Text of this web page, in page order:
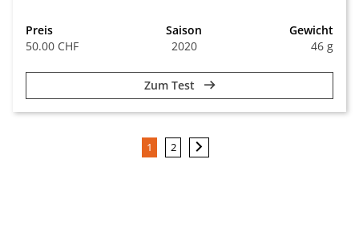
Preis
50.00 CHF
Saison
2020
Gewicht
46 g
Zum Test
1 2